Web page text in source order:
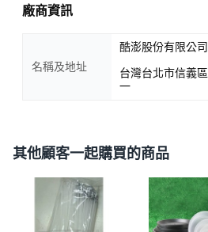
廠商資訊
名稱及地址
酷澎股份有限公司
台灣台北市信義
一
其他顧客一起購買的商品